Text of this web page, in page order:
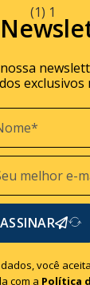
exclusivos
ASSINAR
você
com a Política